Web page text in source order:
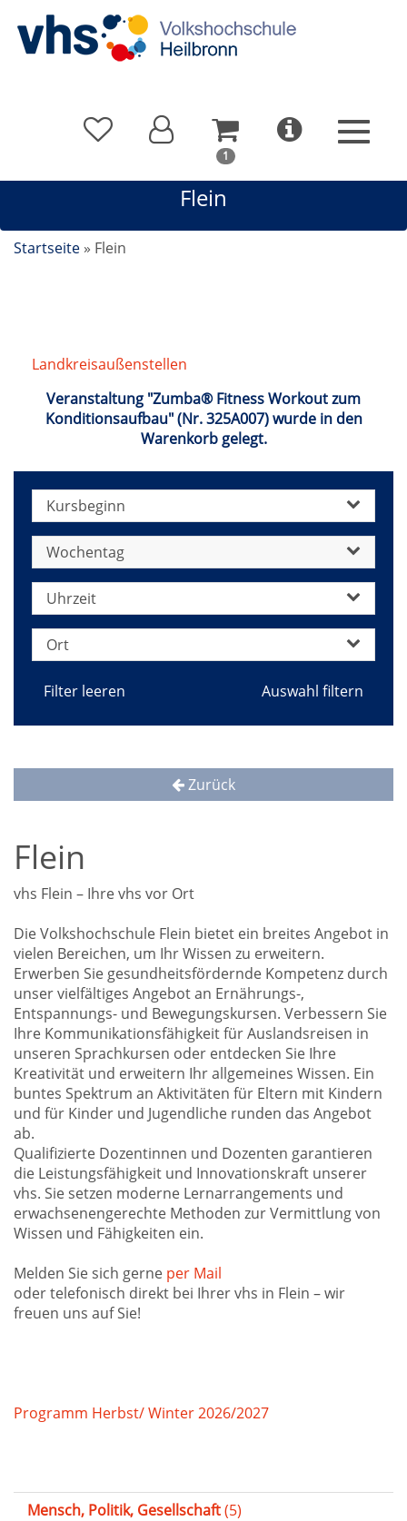
1 In
sich
Flein
Startseite » Flein
Landkreisaußenstellen
Veranstaltung "Zumba® Fitness Workout zum
Konditionsaufbau" (Nr. 325A007) wurde in den
Warenkorb gelegt.
Kursbeginn
Wochentag
Uhrzeit
Ort
Filter leeren
Zurück
Flein
vhs Flein – Ihre vhs vor Ort
Die Volkshochschule Flein bietet ein breites Angebot in
vielen Bereichen, um Ihr Wissen zu erweitern.
Erwerben Sie gesundheitsfördernde Kompetenz durch
unser vielfältiges Angebot an Ernährungs-,
Entspannungs- und Bewegungskursen. Verbessern Sie
Ihre Kommunikationsfähigkeit für Auslandsreisen in
unseren Sprachkursen oder entdecken Sie Ihre
Kreativität und erweitern Ihr allgemeines Wissen. Ein
buntes Spektrum an Aktivitäten für Eltern mit Kindern
und für Kinder und Jugendliche runden das Angebot
ab.
Qualifizierte Dozentinnen und Dozenten garantieren
die Leistungsfähigkeit und Innovationskraft unserer
vhs. Sie setzen moderne Lernarrangements und
erwachsenengerechte Methoden zur Vermittlung von
Wissen und Fähigkeiten ein.
Melden Sie sich gerne per Mail
oder telefonisch direkt bei Ihrer vhs in Flein – wir
freuen uns auf Sie!
Programm Herbst/ Winter 2026/2027
Mensch, Politik, Gesellschaft(5)